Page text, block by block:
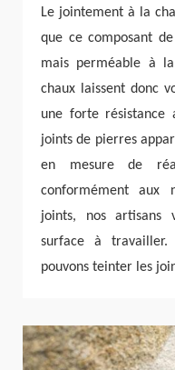
Le jointement à la
que ce composant
mais perméable à
chaux laissent donc
une forte résistance
joints de pierres
en mesure de
conformément aux
joints, nos artisans
surface à travailler.
pouvons teinter les